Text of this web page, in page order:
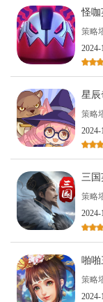
怪咖
策略
2024-
星辰
策略
2024-
三国
策略
2024-
啪啪
策略
2024-